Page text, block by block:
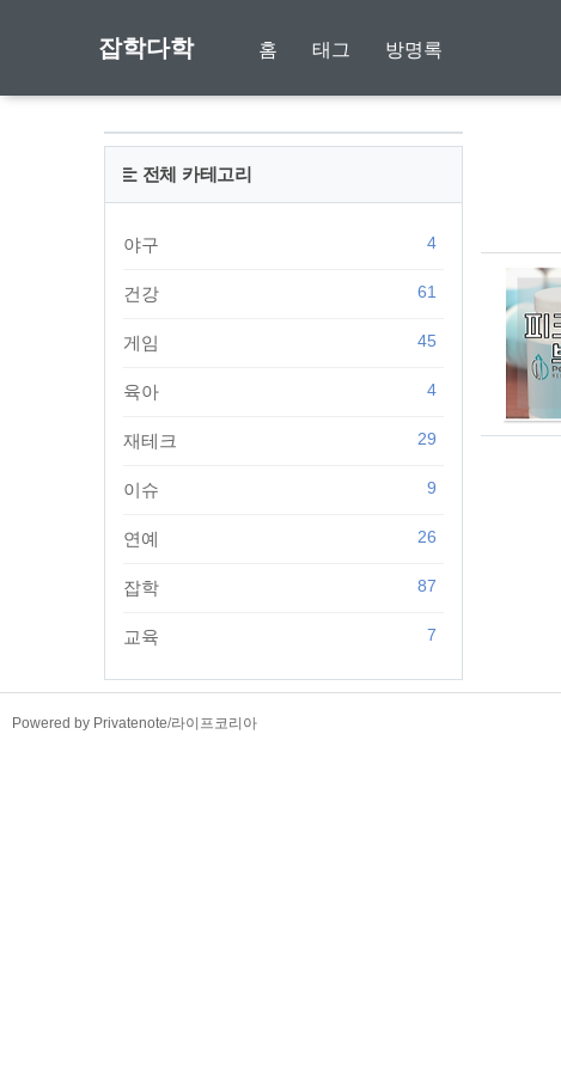
잡학다학 홈 태그 방명록
전체 카테고리
야구 4
건강 61
게임 45
육아 4
재테크 29
이슈 9
연예 26
잡학 87
교육 7
Powered by Privatenote/라이프코리아
TistoryWhaleSkin3.4